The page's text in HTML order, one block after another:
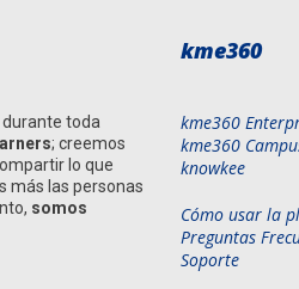
toda
; creemos
lo que
más las personas
somos
kme360
kme360
kme360
knowkee
Cómo usar la
Preguntas
Soporte